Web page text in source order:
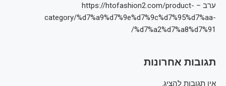
ערב – https://htofashion2.com/product-
category/%d7%a9%d7%9e%d7%9c%d7%95%d7%aa-
%d7%a2%d7%a8%d7%91/
תגובות אחרונות
אין תגובות להציג.